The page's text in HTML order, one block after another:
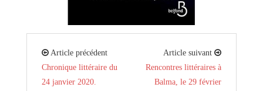
Article précédent
Chronique littéraire du
24 janvier 2020.
Article suivant
Rencontres littéraires à
Balma, le 29 février